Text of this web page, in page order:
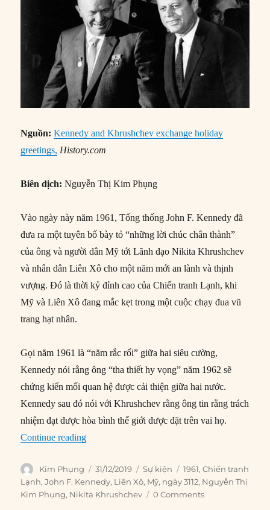
Nguồn: Kennedy and Khrushchev exchange holiday
greetings, History.com
Biên dịch: Nguyễn Thị Kim Phụng
Vào ngày này năm 1961, Tổng thống John F. Kennedy đã
đưa ra một tuyên bố bày tỏ “những lời chúc chân thành”
của ông và người dân Mỹ tới Lãnh đạo Nikita Khrushchev
và nhân dân Liên Xô cho một năm mới an lành và thịnh
vượng. Đó là thời kỷ đỉnh cao của Chiến tranh Lạnh, khi
Mỹ và Liên Xô đang mắc kẹt trong một cuộc chạy đua vũ
trang hạt nhân.
Gọi năm 1961 là “năm rắc rối” giữa hai siêu cường,
Kennedy nói rằng ông “tha thiết hy vọng” năm 1962 sẽ
chứng kiến mối quan hệ được cải thiện giữa hai nước.
Kennedy sau đó nói với Khrushchev rằng ông tin rằng trách
nhiệm đạt được hòa bình thế giới được đặt trên vai họ.
Continue reading“31/12/1961: Kennedy và Khrushchev chúc
Author
Kim Phụng
Posted
on
31/12/2019 Categories
Sự kiện Tags
1961,Chiến tranh
Lạnh,John F. Kennedy, Liên Xô, Mỹ, ngày 3112, Nguyễn Thị
Kim Phụng, Nikita Khrushchev 0 Comments